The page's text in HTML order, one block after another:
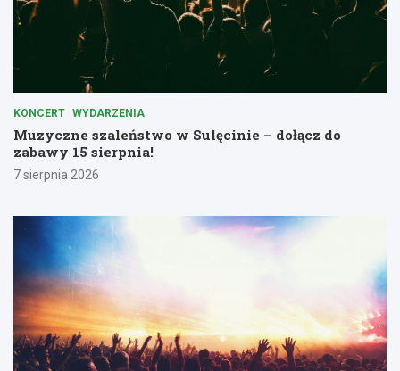
KONCERT WYDARZENIA
Muzyczne szaleństwo w Sulęcinie – dołącz do
zabawy 15 sierpnia!
7 sierpnia 2026